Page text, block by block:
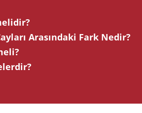
Arasındaki Fark Nedir?